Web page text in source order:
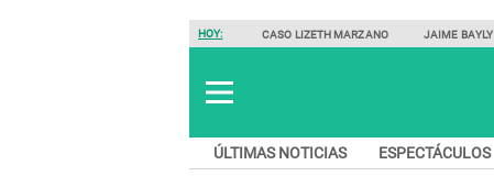
HOY: CASO LIZETH MARZANO JAIME BAYLY
ÚLTIMAS NOTICIAS ESPECTÁCULOS